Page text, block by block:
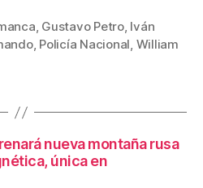
m
p
tir
, Gustavo Petro, Iván
, Policía Nacional, William
nueva montaña rusa
única en